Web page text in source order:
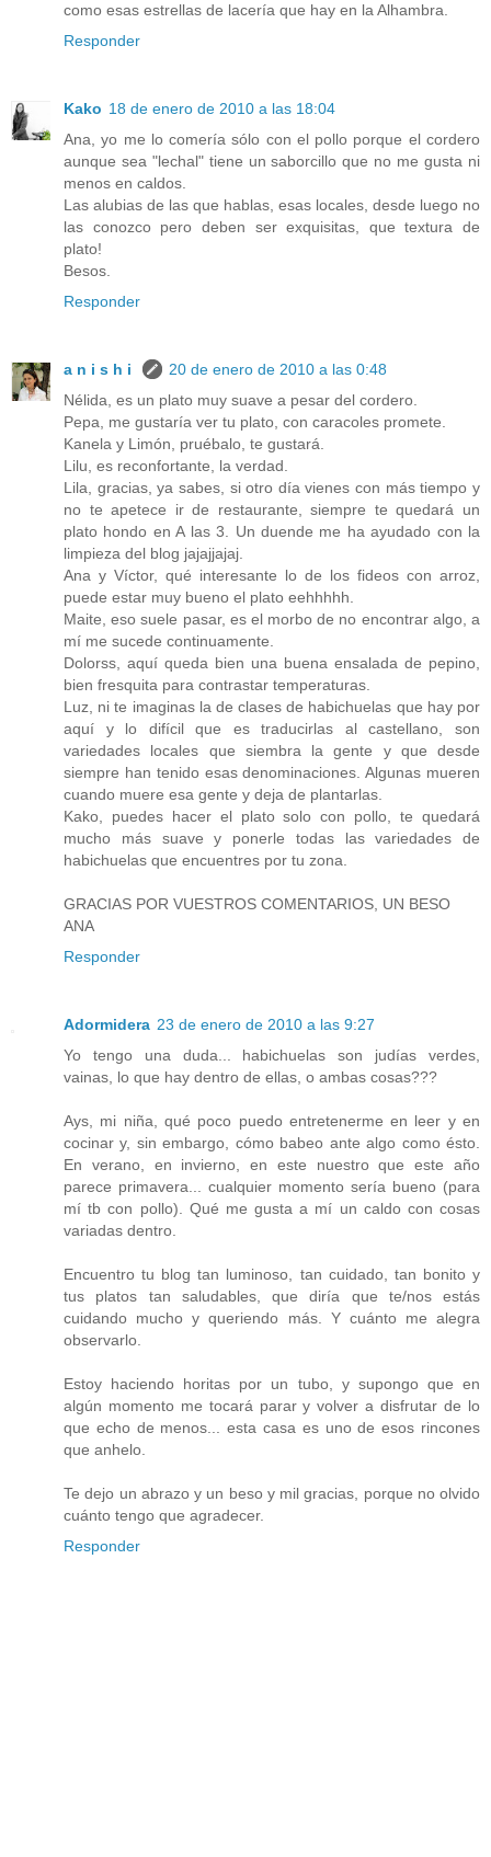
como esas estrellas de lacería que hay en la Alhambra.
Responder
Kako 18 de enero de 2010 a las 18:04
Ana, yo me lo comería sólo con el pollo porque el cordero
aunque sea "lechal" tiene un saborcillo que no me gusta ni
menos en caldos.
Las alubias de las que hablas, esas locales, desde luego no
las conozco pero deben ser exquisitas, que textura de
plato!
Besos.
Responder
a n i s h i
20 de enero de 2010 a las 0:48
Nélida, es un plato muy suave a pesar del cordero.
Pepa, me gustaría ver tu plato, con caracoles promete.
Kanela y Limón, pruébalo, te gustará.
Lilu, es reconfortante, la verdad.
Lila, gracias, ya sabes, si otro día vienes con más tiempo y
no te apetece ir de restaurante, siempre te quedará un
plato hondo en A las 3. Un duende me ha ayudado con la
limpieza del blog jajajjajaj.
Ana y Víctor, qué interesante lo de los fideos con arroz,
puede estar muy bueno el plato eehhhhh.
Maite, eso suele pasar, es el morbo de no encontrar algo, a
mí me sucede continuamente.
Dolorss, aquí queda bien una buena ensalada de pepino,
bien fresquita para contrastar temperaturas.
Luz, ni te imaginas la de clases de habichuelas que hay por
aquí y lo difícil que es traducirlas al castellano, son
variedades locales que siembra la gente y que desde
siempre han tenido esas denominaciones. Algunas mueren
cuando muere esa gente y deja de plantarlas.
Kako, puedes hacer el plato solo con pollo, te quedará
mucho más suave y ponerle todas las variedades de
habichuelas que encuentres por tu zona.
GRACIAS POR VUESTROS COMENTARIOS, UN BESO
ANA
Responder
Adormidera 23 de enero de 2010 a las 9:27
Yo tengo una duda... habichuelas son judías verdes,
vainas, lo que hay dentro de ellas, o ambas cosas???
Ays, mi niña, qué poco puedo entretenerme en leer y en
cocinar y, sin embargo, cómo babeo ante algo como ésto.
En verano, en invierno, en este nuestro que este año
parece primavera... cualquier momento sería bueno (para
mí tb con pollo). Qué me gusta a mí un caldo con cosas
variadas dentro.
Encuentro tu blog tan luminoso, tan cuidado, tan bonito y
tus platos tan saludables, que diría que te/nos estás
cuidando mucho y queriendo más. Y cuánto me alegra
observarlo.
Estoy haciendo horitas por un tubo, y supongo que en
algún momento me tocará parar y volver a disfrutar de lo
que echo de menos... esta casa es uno de esos rincones
que anhelo.
Te dejo un abrazo y un beso y mil gracias, porque no olvido
cuánto tengo que agradecer.
Responder